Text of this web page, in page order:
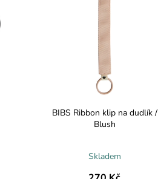
BIBS Ribbon klip na dudlík /
Blush
Skladem